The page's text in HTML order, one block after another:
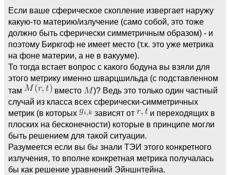
Если ваше сферическое скопление извергает наружу
какую-то материю/излучение (само собой, это тоже
должно быть сферически симметричным образом) - и
поэтому Биркгоф не имеет место (т.к. это уже метрика
на фоне материи, а не в вакууме).
То тогда встает вопрос с какого бодуна вы взяли для
этого метрику именно шварцшильда (с подставленном
там
вместо
)? Ведь это только один частный
случай из класса всех сферически-симметричных
метрик (в которых
зависят от
и переходящих в
плоских на бесконечности) которые в принципе могли
быть решением для такой ситуации.
Разумеется если вы бы знали ТЭИ этого конкретного
излучения, то вполне конкретная метрика получалась
бы как решение уравнений Эйншнтейна.